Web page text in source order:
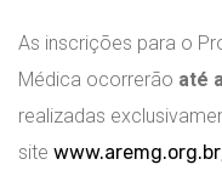
As inscrições para o
Médica ocorrerão até
realizadas
site www.aremg.org.br